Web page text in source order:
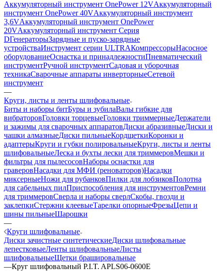
Аккумуляторный инструмент OnePower 12VАккумуляторный
инструмент OnePower 40VАккумуляторный инструмент
3,6VАккумуляторный инструмент OnePower
20VАккумуляторный инструмент Серия
DГенераторыЗарядные и пуско-зарядные
устройстваИнструмент серии ULTRAКомпрессорыНасосное
оборудованиеОснастка и принадлежностиПневматический
инструментРучной инструментСадовая и уборочная
техникаСварочные аппараты инверторныеСетевой
инструмент
—
Круги, листы и ленты шлифовальные
Биты и наборы битБуры и зубилаВалы гибкие для
вибраторовГоловки торцевыеГоловки триммерныеДержатели
и зажимы для сварочных аппаратовДиски абразивныеДиски и
чашки алмазныеДиски пильныеКордщеткиКоронки и
адаптерыКруги и губки полировальныеКруги, листы и ленты
шлифовальныеЛеска и бухты лески для триммеровМешки и
фильтры для пылесосовНаборы оснастки для
граверовНасадки для МФИ (реноваторов)Насадки
миксерныеНожи для рубанковПилки для лобзиковПолотна
для сабельных пилПриспособления для инструментовРемни
для триммеровСверла и наборы сверлСкобы, гвозди и
заклепкиСтержни клеевыеТарелки опорныеФрезыЦепи и
шины пильныеШарошки
—
Круги шлифовальные
Диски зачистные синтетическиеДиски шлифовальные
лепестковыеЛенты шлифовальныеЛисты
шлифовальныеЩетки брашировальные
—Круг шлифовальный P.I.T. APLS06-0600E